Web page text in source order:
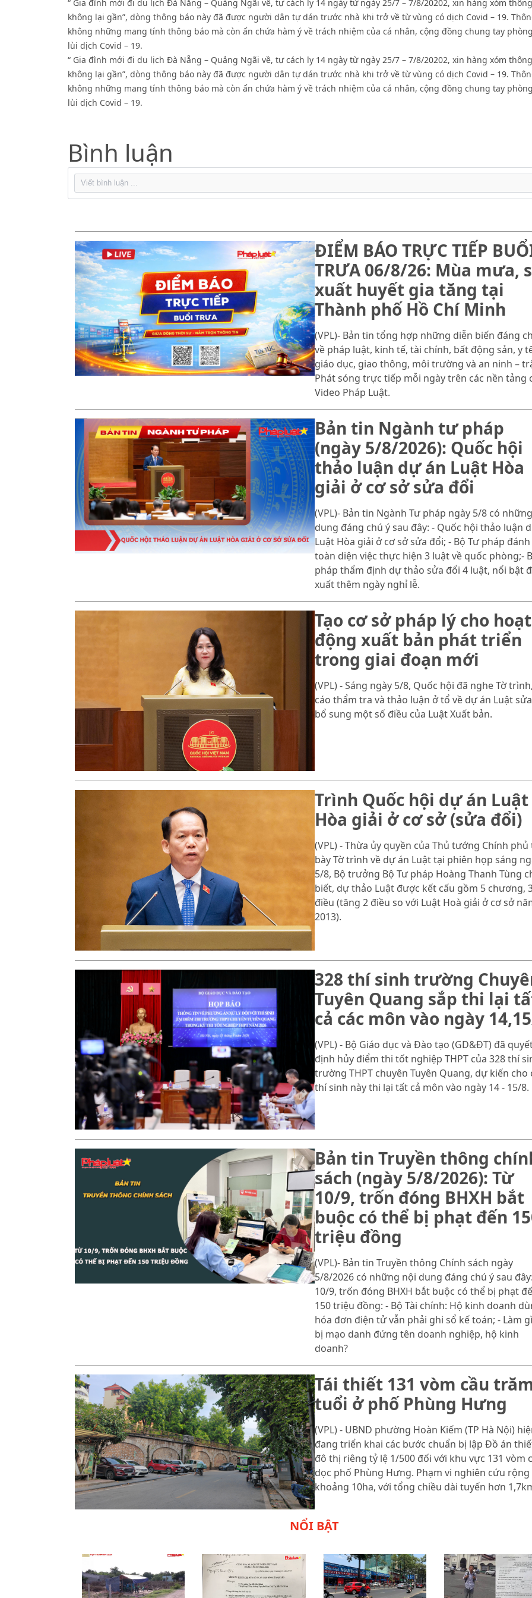
“ Gia đình mới đi du lịch Đà Nẵng – Quảng Ngãi về, tự cách ly 14 ngày từ ngày 25/7 – 7/8/20202, xin hàng xóm
không lại gần”, dòng thông báo này đã được người dân tự dán trước nhà khi trở về từ vùng có dịch Covid – 19.
không những mang tính thông báo mà còn ẩn chứa hàm ý về trách nhiệm của cá nhân, cộng đồng chung tay
lùi dịch Covid – 19.
“ Gia đình mới đi du lịch Đà Nẵng – Quảng Ngãi về, tự cách ly 14 ngày từ ngày 25/7 – 7/8/20202, xin hàng xóm
không lại gần”, dòng thông báo này đã được người dân tự dán trước nhà khi trở về từ vùng có dịch Covid – 19.
không những mang tính thông báo mà còn ẩn chứa hàm ý về trách nhiệm của cá nhân, cộng đồng chung tay
lùi dịch Covid – 19.
Bình luận
ĐIỂM BÁO TRỰC TIẾP
TRƯA 06/8/26: Mùa mưa,
xuất huyết gia tăng tại
Thành phố Hồ Chí Minh
(VPL)- Bản tin tổng hợp những diễn biến đáng
về pháp luật, kinh tế, tài chính, bất động sản, y
giáo dục, giao thông, môi trường và an ninh –
Phát sóng trực tiếp mỗi ngày trên các nền tảng
Video Pháp Luật.
Bản tin Ngành tư pháp
(ngày 5/8/2026): Quốc hội
thảo luận dự án Luật Hòa
giải ở cơ sở sửa đổi
(VPL)- Bản tin Ngành Tư pháp ngày 5/8 có
dung đáng chú ý sau đây: - Quốc hội thảo luận
Luật Hòa giải ở cơ sở sửa đổi; - Bộ Tư pháp
toàn diện việc thực hiện 3 luật về quốc phòng;-
pháp thẩm định dự thảo sửa đổi 4 luật, nổi bật
xuất thêm ngày nghỉ lễ.
Tạo cơ sở pháp lý cho hoạt
động xuất bản phát triển
trong giai đoạn mới
(VPL) - Sáng ngày 5/8, Quốc hội đã nghe Tờ
cáo thẩm tra và thảo luận ở tổ về dự án Luật
bổ sung một số điều của Luật Xuất bản.
Trình Quốc hội dự án Luật
Hòa giải ở cơ sở (sửa đổi)
(VPL) - Thừa ủy quyền của Thủ tướng Chính
bày Tờ trình về dự án Luật tại phiên họp sáng
5/8, Bộ trưởng Bộ Tư pháp Hoàng Thanh Tùng
biết, dự thảo Luật được kết cấu gồm 5 chương,
điều (tăng 2 điều so với Luật Hoà giải ở cơ sở
2013).
328 thí sinh trường
Tuyên Quang sắp thi lại
cả các môn vào ngày
(VPL) - Bộ Giáo dục và Đào tạo (GD&ĐT) đã
định hủy điểm thi tốt nghiệp THPT của 328 thí
trường THPT chuyên Tuyên Quang, dự kiến cho
thí sinh này thi lại tất cả môn vào ngày 14 - 15/8.
Bản tin Truyền thông
sách (ngày 5/8/2026): Từ
10/9, trốn đóng BHXH bắt
buộc có thể bị phạt đến
triệu đồng
(VPL)- Bản tin Truyền thông Chính sách ngày
5/8/2026 có những nội dung đáng chú ý sau
10/9, trốn đóng BHXH bắt buộc có thể bị phạt
150 triệu đồng: - Bộ Tài chính: Hộ kinh doanh
hóa đơn điện tử vẫn phải ghi sổ kế toán; - Làm
bị mạo danh đứng tên doanh nghiệp, hộ kinh
doanh?
Tái thiết 131 vòm cầu
tuổi ở phố Phùng Hưng
(VPL) - UBND phường Hoàn Kiếm (TP Hà Nội)
đang triển khai các bước chuẩn bị lập Đồ án
đô thị riêng tỷ lệ 1/500 đối với khu vực 131 vòm
dọc phố Phùng Hưng. Phạm vi nghiên cứu rộng
khoảng 10ha, với tổng chiều dài tuyến hơn
NỔI BẬT